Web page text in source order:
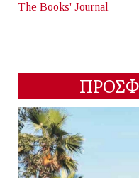
The Books' Journal